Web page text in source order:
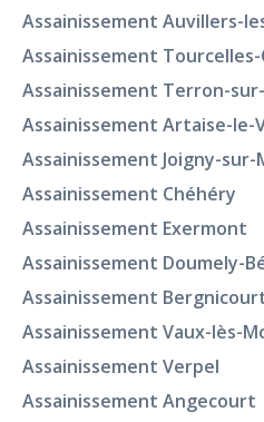
Assainissement Auvillers-
Assainissement
Assainissement Terron-
Assainissement Artaise-le-
Assainissement Joigny-sur-
Assainissement Chéhéry
Assainissement Exermont
Assainissement Doumely-
Assainissement
Assainissement Vaux-lès-
Assainissement Verpel
Assainissement Angecourt